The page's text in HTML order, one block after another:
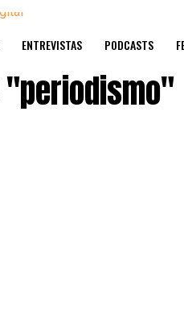
ENTREVISTAS PODCASTS
"periodismo"